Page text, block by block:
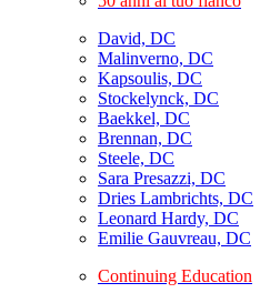
David, DC
Malinverno, DC
Kapsoulis, DC
Stockelynck, DC
Baekkel, DC
Brennan, DC
Steele, DC
Sara Presazzi, DC
Dries Lambrichts, DC
Leonard Hardy, DC
Emilie Gauvreau, DC
Continuing Education